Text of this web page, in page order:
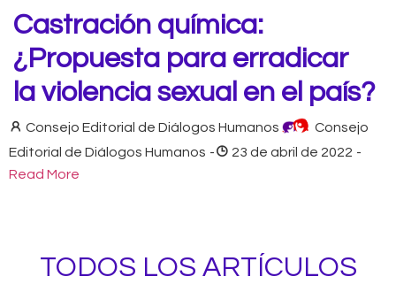
Castración química:
¿Propuesta para erradicar
la violencia sexual en el país?
Consejo Editorial de Diálogos Humanos
Consejo
Editorial de Diálogos Humanos - 23 de abril de 2022 -
Read More
TODOS LOS ARTÍCULOS